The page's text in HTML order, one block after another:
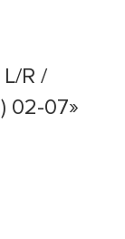
R /
02-07»